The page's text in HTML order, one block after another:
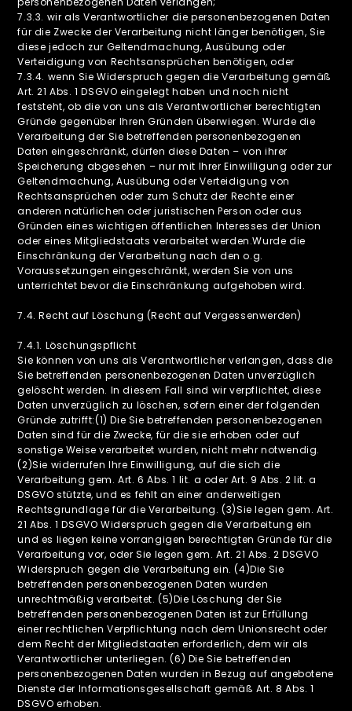
7.3.3. wir als Verantwortlicher die personenbezogenen Daten
für die Zwecke der Verarbeitung nicht länger benötigen, Sie
diese jedoch zur Geltendmachung, Ausübung oder
Verteidigung von Rechtsansprüchen benötigen, oder
7.3.4. wenn Sie Widerspruch gegen die Verarbeitung gemäß
Art. 21 Abs. 1 DSGVO eingelegt haben und noch nicht
feststeht, ob die von uns als Verantwortlicher berechtigten
Gründe gegenüber Ihren Gründen überwiegen. Wurde die
Verarbeitung der Sie betreffenden personenbezogenen
Daten eingeschränkt, dürfen diese Daten – von ihrer
Speicherung abgesehen – nur mit Ihrer Einwilligung oder zur
Geltendmachung, Ausübung oder Verteidigung von
Rechtsansprüchen oder zum Schutz der Rechte einer
anderen natürlichen oder juristischen Person oder aus
Gründen eines wichtigen öffentlichen Interesses der Union
oder eines Mitgliedstaats verarbeitet werden.Wurde die
Einschränkung der Verarbeitung nach den o.g.
Voraussetzungen eingeschränkt, werden Sie von uns
unterrichtet bevor die Einschränkung aufgehoben wird.
‍7.4. Recht auf Löschung (Recht auf Vergessenwerden)
7.4.1. Löschungspflicht
‍Sie können von uns als Verantwortlicher verlangen, dass die
Sie betreffenden personenbezogenen Daten unverzüglich
gelöscht werden. In diesem Fall sind wir verpflichtet, diese
Daten unverzüglich zu löschen, sofern einer der folgenden
Gründe zutrifft:(1) Die Sie betreffenden personenbezogenen
Daten sind für die Zwecke, für die sie erhoben oder auf
sonstige Weise verarbeitet wurden, nicht mehr notwendig.
(2)Sie widerrufen Ihre Einwilligung, auf die sich die
Verarbeitung gem. Art. 6 Abs. 1 lit. a oder Art. 9 Abs. 2 lit. a
DSGVO stützte, und es fehlt an einer anderweitigen
Rechtsgrundlage für die Verarbeitung. (3)Sie legen gem. Art.
21 Abs. 1 DSGVO Widerspruch gegen die Verarbeitung ein
und es liegen keine vorrangigen berechtigten Gründe für die
Verarbeitung vor, oder Sie legen gem. Art. 21 Abs. 2 DSGVO
Widerspruch gegen die Verarbeitung ein. (4)Die Sie
betreffenden personenbezogenen Daten wurden
unrechtmäßig verarbeitet. (5)Die Löschung der Sie
betreffenden personenbezogenen Daten ist zur Erfüllung
einer rechtlichen Verpflichtung nach dem Unionsrecht oder
dem Recht der Mitgliedstaaten erforderlich, dem wir als
Verantwortlicher unterliegen. (6) Die Sie betreffenden
personenbezogenen Daten wurden in Bezug auf angebotene
Dienste der Informationsgesellschaft gemäß Art. 8 Abs. 1
DSGVO erhoben.